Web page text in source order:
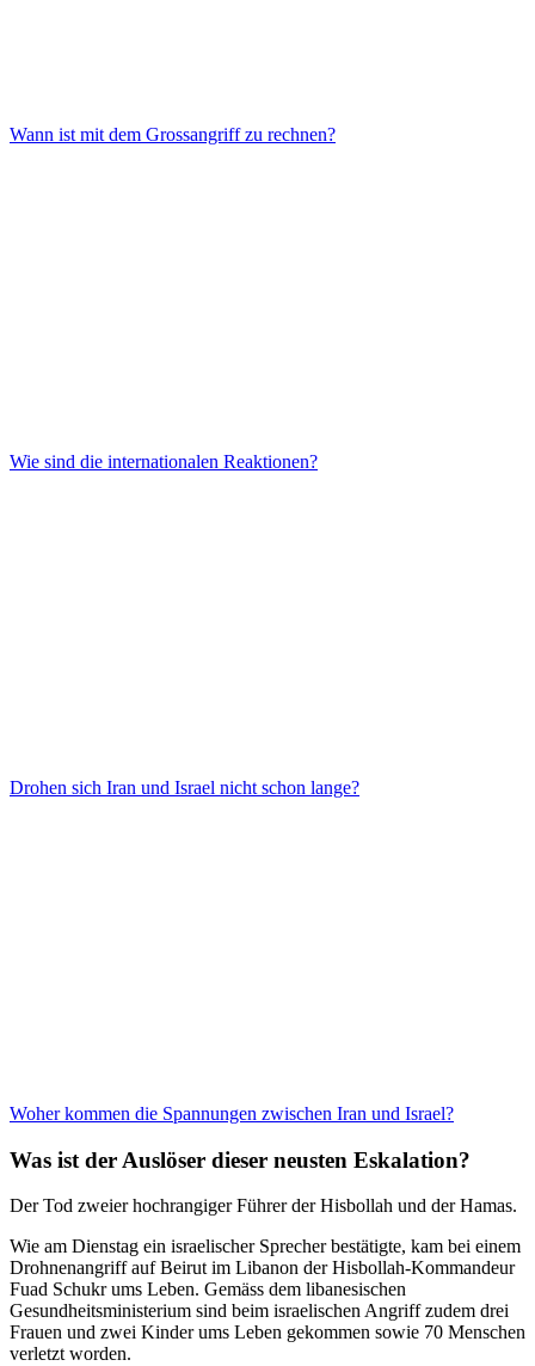
Wann ist mit dem Grossangriff zu rechnen?
Wie sind die internationalen Reaktionen?
Drohen sich Iran und Israel nicht schon lange?
Woher kommen die Spannungen zwischen Iran und Israel?
Was ist der Auslöser dieser neusten Eskalation?
Der Tod zweier hochrangiger Führer der Hisbollah und der Hamas.
Wie am Dienstag ein israelischer Sprecher bestätigte, kam bei einem
Drohnenangriff auf Beirut im Libanon der Hisbollah-Kommandeur
Fuad Schukr ums Leben. Gemäss dem libanesischen
Gesundheitsministerium sind beim israelischen Angriff zudem drei
Frauen und zwei Kinder ums Leben gekommen sowie 70 Menschen
verletzt worden.